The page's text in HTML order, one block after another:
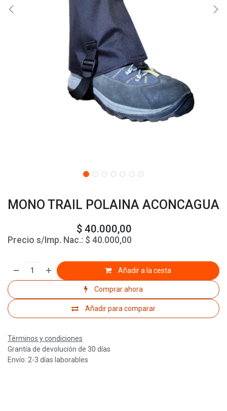
MONO TRAIL POLAINA ACONCAGUA
$ 40.000,00
Precio s/Imp. Nac.: $ 40.000,00
Añadir a la cesta
Comprar ahora
Añadir para comparar
Términos y condiciones
Grantía de devolución de 30 días
Envío: 2-3 días laborables